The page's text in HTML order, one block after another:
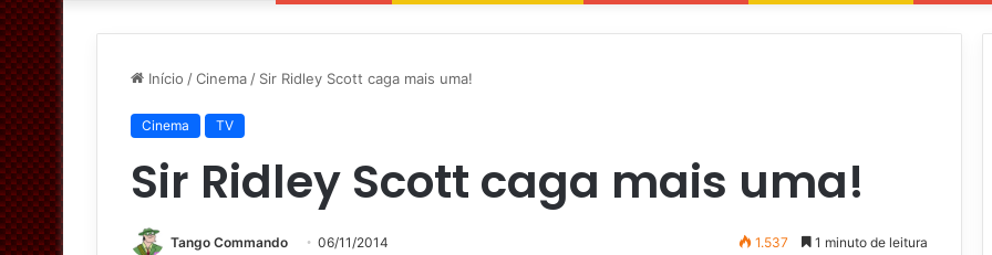
Início /Cinema / Sir Ridley Scott caga mais uma!
Cinema TV
Sir Ridley Scott caga mais uma!
Tango Commando 06/11/2014 1.537 1 minuto de leitura